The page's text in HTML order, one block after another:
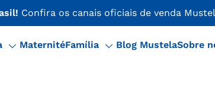
as ofertas do momento na nossa loja oficial
MaternitéFamília Blog MustelaSobre